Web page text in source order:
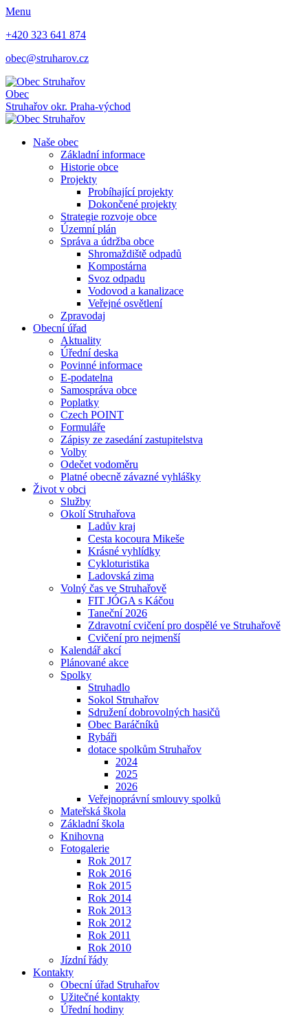
Menu
+420 323 641 874
obec@struharov.cz
Obec
Struhařov okr. Praha-východ
Naše obec
Základní informace
Historie obce
Projekty
Probíhající projekty
Dokončené projekty
Strategie rozvoje obce
Územní plán
Správa a údržba obce
Shromaždiště odpadů
Kompostárna
Svoz odpadu
Vodovod a kanalizace
Veřejné osvětlení
Zpravodaj
Obecní úřad
Aktuality
Úřední deska
Povinné informace
E-podatelna
Samospráva obce
Poplatky
Czech POINT
Formuláře
Zápisy ze zasedání zastupitelstva
Volby
Odečet vodoměru
Platné obecně závazné vyhlášky
Život v obci
Služby
Okolí Struhařova
Ladův kraj
Cesta kocoura Mikeše
Krásné vyhlídky
Cykloturistika
Ladovská zima
Volný čas ve Struhařově
FIT JÓGA s Káčou
Taneční 2026
Zdravotní cvičení pro dospělé ve Struhařově
Cvičení pro nejmenší
Kalendář akcí
Plánované akce
Spolky
Struhadlo
Sokol Struhařov
Sdružení dobrovolných hasičů
Obec Baráčníků
Rybáři
dotace spolkům Struhařov
2024
2025
2026
Veřejnoprávní smlouvy spolků
Mateřská škola
Základní škola
Knihovna
Fotogalerie
Rok 2017
Rok 2016
Rok 2015
Rok 2014
Rok 2013
Rok 2012
Rok 2011
Rok 2010
Jízdní řády
Kontakty
Obecní úřad Struhařov
Užitečné kontakty
Úřední hodiny